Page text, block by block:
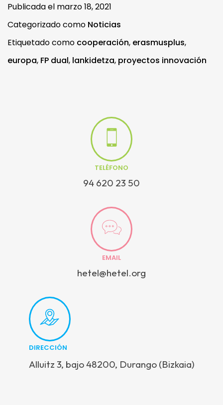
Publicada el marzo 18, 2021
Categorizado como Noticias
Etiquetado como cooperación, erasmusplus,
europa, FP dual, lankidetza, proyectos innovación
TELÉFONO
94 620 23 50
EMAIL
hetel@hetel.org
DIRECCIÓN
Alluitz 3, bajo 48200, Durango (Bizkaia)